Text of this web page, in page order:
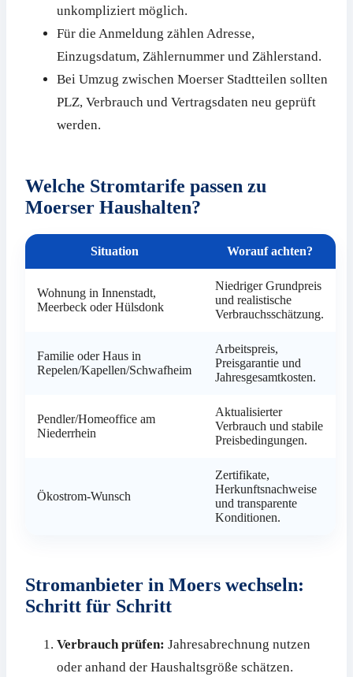
unkompliziert möglich.
Für die Anmeldung zählen Adresse,
Einzugsdatum, Zählernummer und Zählerstand.
Bei Umzug zwischen Moerser Stadtteilen sollten
PLZ, Verbrauch und Vertragsdaten neu geprüft
werden.
Welche Stromtarife passen zu
Moerser Haushalten?
Situation Worauf achten?
Wohnung in Innenstadt,
Meerbeck oder Hülsdonk
Niedriger Grundpreis
und realistische
Verbrauchsschätzung.
Familie oder Haus in
Repelen/Kapellen/Schwafheim
Arbeitspreis,
Preisgarantie und
Jahresgesamtkosten.
Pendler/Homeoffice am
Niederrhein
Aktualisierter
Verbrauch und stabile
Preisbedingungen.
Ökostrom-Wunsch
Zertifikate,
Herkunftsnachweise
und transparente
Konditionen.
Stromanbieter in Moers wechseln:
Schritt für Schritt
Verbrauch prüfen: Jahresabrechnung nutzen
oder anhand der Haushaltsgröße schätzen.